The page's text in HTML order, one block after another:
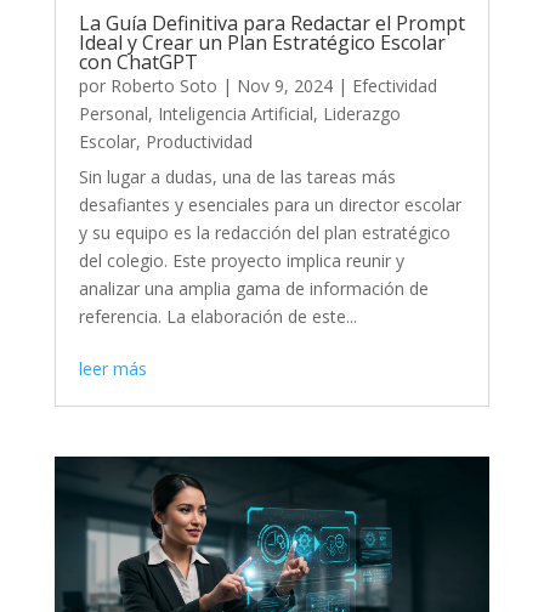
La Guía Definitiva para Redactar el Prompt
Ideal y Crear un Plan Estratégico Escolar
con ChatGPT
por Roberto Soto | Nov 9, 2024| Efectividad
Personal, Inteligencia Artificial, Liderazgo
Escolar, Productividad
Sin lugar a dudas, una de las tareas más
desafiantes y esenciales para un director escolar
y su equipo es la redacción del plan estratégico
del colegio. Este proyecto implica reunir y
analizar una amplia gama de información de
referencia. La elaboración de este...
leer más